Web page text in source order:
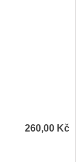
260,00 Kč